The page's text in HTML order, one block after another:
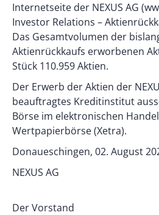
Internetseite der NEXUS AG
Investor Relations –
Das Gesamtvolumen der
Aktienrückkaufs erworbenen
Stück 110.959 Aktien.
Der Erwerb der Aktien der
beauftragtes Kreditinstitut
Börse im elektronischen
Wertpapierbörse (Xetra).
Donaueschingen, 02. August
NEXUS AG
Der Vorstand